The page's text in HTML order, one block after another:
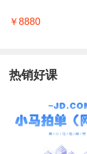
￥8880
热销好课